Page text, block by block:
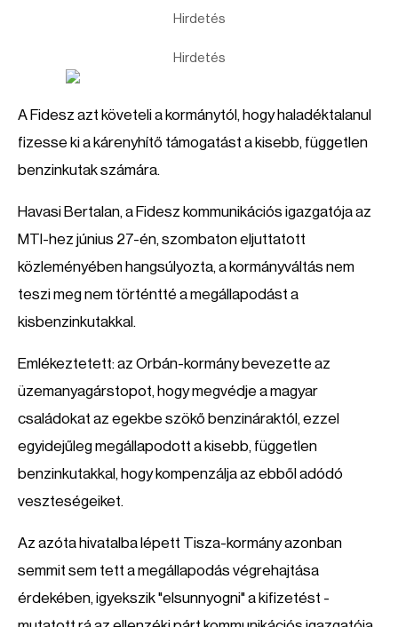
Hirdetés
Hirdetés
A Fidesz azt követeli a kormánytól, hogy haladéktalanul
fizesse ki a kárenyhítő támogatást a kisebb, független
benzinkutak számára.
Havasi Bertalan, a Fidesz kommunikációs igazgatója az
MTI-hez június 27-én, szombaton eljuttatott
közleményében hangsúlyozta, a kormányváltás nem
teszi meg nem történtté a megállapodást a
kisbenzinkutakkal.
Emlékeztetett: az Orbán-kormány bevezette az
üzemanyagárstopot, hogy megvédje a magyar
családokat az egekbe szökő benzináraktól, ezzel
egyidejűleg megállapodott a kisebb, független
benzinkutakkal, hogy kompenzálja az ebből adódó
veszteségeiket.
Az azóta hivatalba lépett Tisza-kormány azonban
semmit sem tett a megállapodás végrehajtása
érdekében, igyekszik "elsunnyogni" a kifizetést -